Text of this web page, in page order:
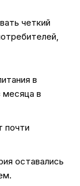
четкий
в
месяца в
почти
оставались